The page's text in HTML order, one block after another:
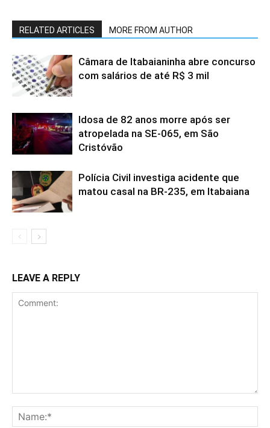
RELATED ARTICLES MORE FROM AUTHOR
Câmara de Itabaianinha abre concurso
com salários de até R$ 3 mil
Idosa de 82 anos morre após ser
atropelada na SE-065, em São
Cristóvão
Polícia Civil investiga acidente que
matou casal na BR-235, em Itabaiana
LEAVE A REPLY